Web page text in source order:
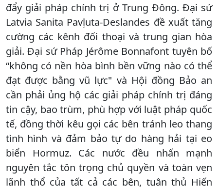
đẩy giải pháp chính trị ở Trung Đông. Đại sứ
Latvia Sanita Pavļuta-Deslandes đề xuất tăng
cường các kênh đối thoại và trung gian hòa
giải. Đại sứ Pháp Jérôme Bonnafont tuyên bố
“không có nền hòa bình bền vững nào có thể
đạt được bằng vũ lực" và Hội đồng Bảo an
cần phải ủng hộ các giải pháp chính trị đáng
tin cậy, bao trùm, phù hợp với luật pháp quốc
tế, đồng thời kêu gọi các bên tránh leo thang
tình hình và đảm bảo tự do hàng hải tại eo
biển Hormuz. Các nước đều nhấn mạnh
nguyên tắc tôn trọng chủ quyền và toàn vẹn
lãnh thổ của tất cả các bên, tuân thủ Hiến